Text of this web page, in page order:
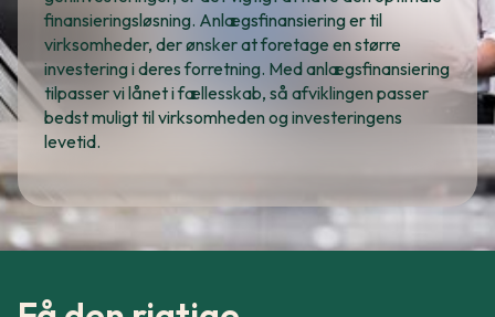
finansieringsløsning. Anlægsfinansiering er til
virksomheder, der ønsker at foretage en større
investering i deres forretning. Med anlægsfinansiering
tilpasser vi lånet i fællesskab, så afviklingen passer
bedst muligt til virksomheden og investeringens
levetid.